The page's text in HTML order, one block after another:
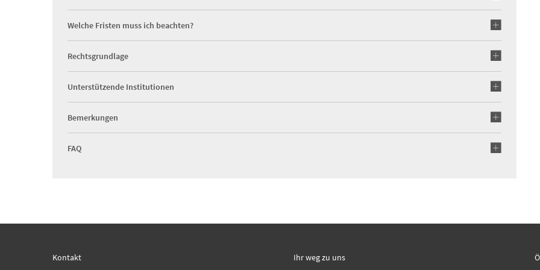
Welche Fristen muss ich beachten?
Rechtsgrundlage
Unterstützende Institutionen
Bemerkungen
FAQ
Kontakt Ihr weg zu uns